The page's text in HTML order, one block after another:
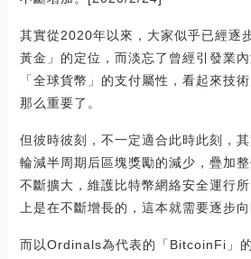
其實從2020年以來，大家似乎已經逐
黃金」的定位，而淡忘了曾經引發業
「全球貨幣」的支付屬性，看起來技
那么重要了。
但彼時彼刻，不一定適合此時此刻，
輪減半周期后區塊獎勵的減少，疊加
不斷擴大，維護比特幣網絡安全運行
上是在不斷增長的，這本就需要逐步向
而以Ordinals為代表的「BitcoinFi」